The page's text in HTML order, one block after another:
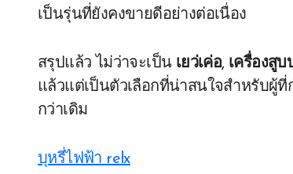
เป็นรุ่นที่ยังคงขายดีอย่างต่อเนื่อง
สรุปแล้ว ไม่ว่าจะเป็น เยว่เค่อ, เครื่องสู
แล้วแต่เป็นตัวเลือกที่น่าสนใจสำหรับผู้
กว่าเดิม
บุหรี่ไฟฟ้า relx